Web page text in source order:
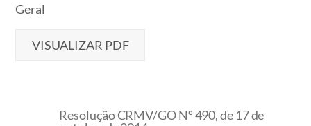
Geral
VISUALIZAR PDF
Resolução CRMV/GO Nº 490, de 17 de